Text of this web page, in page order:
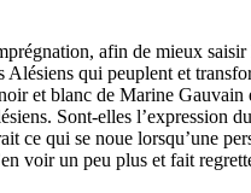
afin de mieux
Alésiens qui peuplent et
et blanc de Marine
Sont-elles l’expression
ce qui se noue lorsqu’une
voir un peu plus et fait